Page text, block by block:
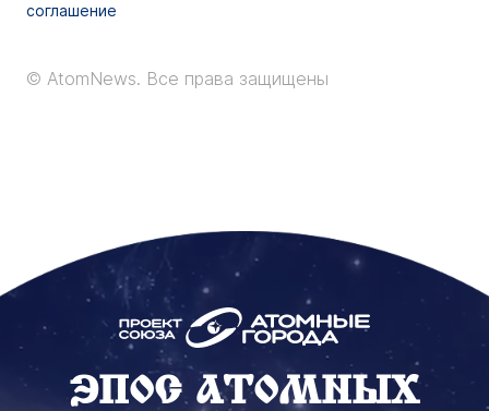
соглашение
© AtomNews. Все права защищены
ЭПОС АТОМНЫХ